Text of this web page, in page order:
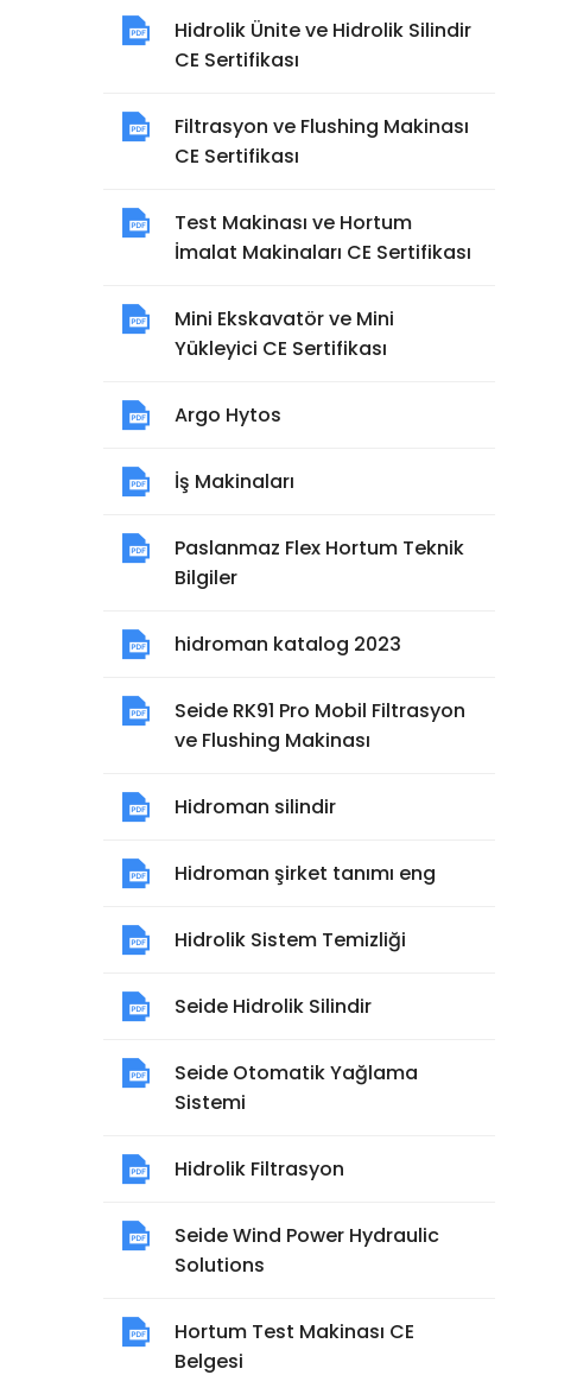
Hidrolik Ünite ve Hidrolik Silindir
CE Sertifikası
Filtrasyon ve Flushing Makinası
CE Sertifikası
Test Makinası ve Hortum
İmalat Makinaları CE Sertifikası
Mini Ekskavatör ve Mini
Yükleyici CE Sertifikası
Argo Hytos
İş Makinaları
Paslanmaz Flex Hortum Teknik
Bilgiler
hidroman katalog 2023
Seide RK91 Pro Mobil Filtrasyon
ve Flushing Makinası
Hidroman silindir
Hidroman şirket tanımı eng
Hidrolik Sistem Temizliği
Seide Hidrolik Silindir
Seide Otomatik Yağlama
Sistemi
Hidrolik Filtrasyon
Seide Wind Power Hydraulic
Solutions
Hortum Test Makinası CE
Belgesi